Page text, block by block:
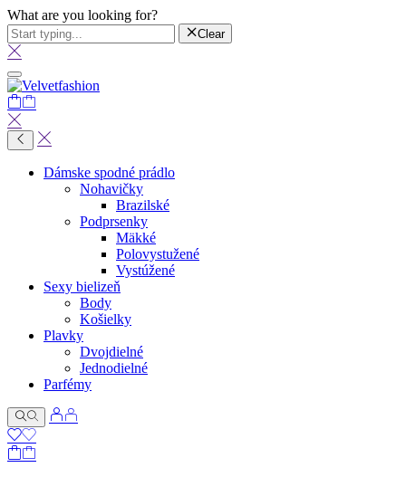
What are you looking for?
Clear
Dámske spodné prádlo
Nohavičky
Brazilské
Podprsenky
Mäkké
Polovystužené
Vystúžené
Sexy bielizeň
Body
Košielky
Plavky
Dvojdielné
Jednodielné
Parfémy